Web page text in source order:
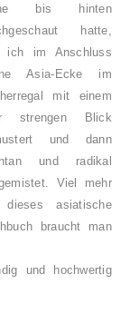
bis hinten
hatte,
ich im Anschluss
Asia-Ecke im
mit einem
strengen Blick
und dann
und radikal
Viel mehr
asiatische
braucht man
und hochwertig